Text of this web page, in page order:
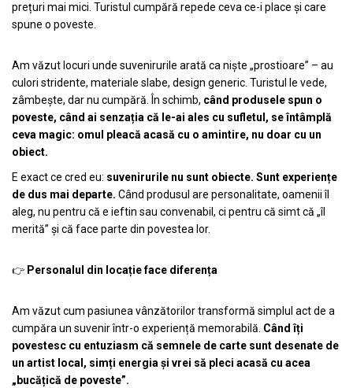
prețuri mai mici. Turistul cumpără repede ceva ce-i place și care
spune o poveste.
Am văzut locuri unde suvenirurile arată ca niște „prostioare” – au
culori stridente, materiale slabe, design generic. Turistul le vede,
zâmbește, dar nu cumpără. În schimb, când produsele spun o
poveste, când ai senzația că le-ai ales cu sufletul, se întâmplă
ceva magic: omul pleacă acasă cu o amintire, nu doar cu un
obiect.
E exact ce cred eu: suvenirurile nu sunt obiecte. Sunt experiențe
de dus mai departe. Când produsul are personalitate, oamenii îl
aleg, nu pentru că e ieftin sau convenabil, ci pentru că simt că „îl
merită” și că face parte din povestea lor.
👉 Personalul din locație face diferența
Am văzut cum pasiunea vânzătorilor transformă simplul act de a
cumpăra un suvenir într-o experiență memorabilă. Când îți
povestesc cu entuziasm că semnele de carte sunt desenate de
un artist local, simți energia și vrei să pleci acasă cu acea
„bucățică de poveste”.